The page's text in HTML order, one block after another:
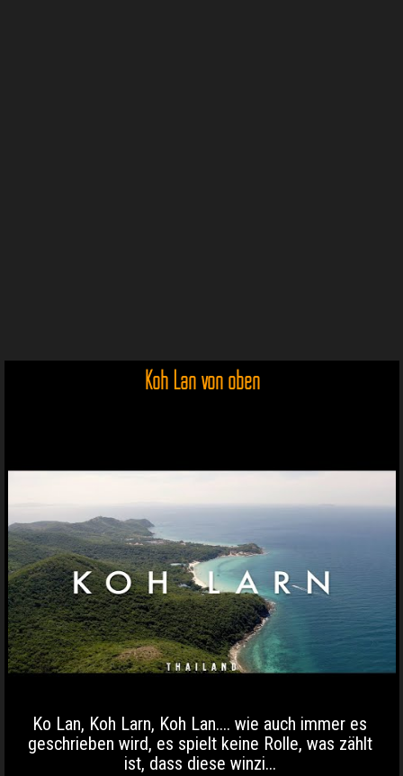
Koh Lan von oben
Ko Lan, Koh Larn, Koh Lan.... wie auch immer es
geschrieben wird, es spielt keine Rolle, was zählt
ist, dass diese winzi...